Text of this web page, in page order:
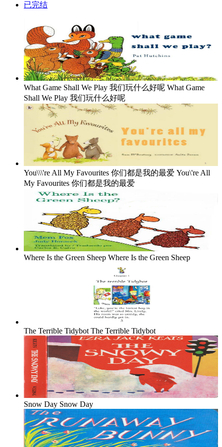
已完结
What Game Shall We Play 我们玩什么好呢 What Game
Shall We Play 我们玩什么好呢
You\\\'re All My Favourites 你们都是我的最爱 You\'re All
My Favourites 你们都是我的最爱
Where Is the Green Sheep Where Is the Green Sheep
The Terrible Tidybot The Terrible Tidybot
Snow Day Snow Day